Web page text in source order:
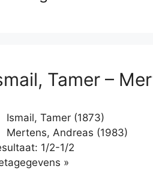
Tamer –
Ismail, Tamer (1873)
Mertens, Andreas (1983)
1/2-1/2
»